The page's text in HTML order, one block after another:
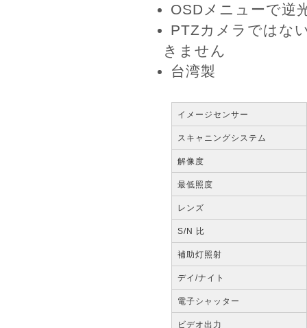
OSDメニューで逆
PTZカメラではな
きません
台湾製
イメージセンサー
スキャニングシステム
解像度
最低照度
レンズ
S/N 比
補助灯照射
デイ/ナイト
電子シャッター
ビデオ出力